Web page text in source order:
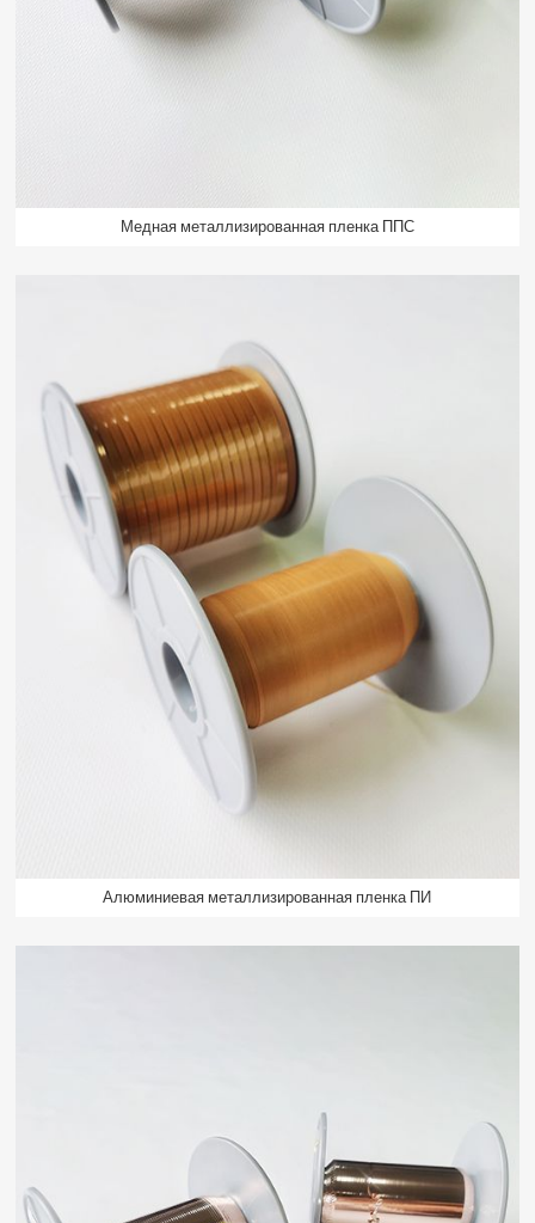
Медная металлизированная пленка ППС
Алюминиевая металлизированная пленка ПИ